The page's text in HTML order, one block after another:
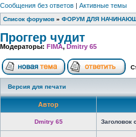
Сообщения без ответов | Активные темы
Список форумов » ФОРУМ ДЛЯ
Проггер чудит
Модераторы: FIMA,Dmitry 65
Версия для печати
Автор
Dmitry 65 Заголовок